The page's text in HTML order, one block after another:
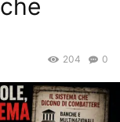
0
204